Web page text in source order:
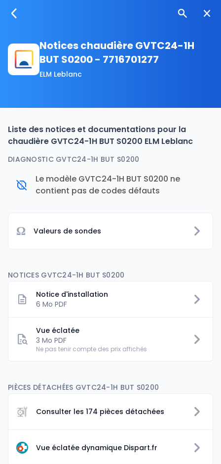
Notices chaudière GVTC24-1H
BUT S0200 - 7716701277
ELM Leblanc
Liste des notices et documentations pour la
chaudière GVTC24-1H BUT S0200 ELM Leblanc
DIAGNOSTIC GVTC24-1H BUT S0200
Le modèle GVTC24-1H BUT S0200 ne
contient pas de codes défauts
Ω Valeurs de sondes
NOTICES GVTC24-1H BUT S0200
Notice d'installation
6 Mo PDF
Vue éclatée
3 Mo PDF
Ne pas tenir compte des prix affichés
PIÈCES DÉTACHÉES GVTC24-1H BUT S0200
Consulter les 174 pièces détachées
Vue éclatée dynamique Dispart.fr